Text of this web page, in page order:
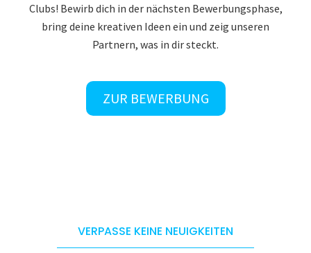
Clubs! Bewirb dich in der nächsten Bewerbungsphase,
bring deine kreativen Ideen ein und zeig unseren
Partnern, was in dir steckt.
ZUR BEWERBUNG
VERPASSE KEINE NEUIGKEITEN